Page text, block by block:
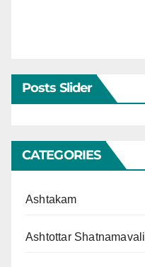
Posts Slider
CATEGORIES
Ashtakam
Ashtottar Shatnamavali